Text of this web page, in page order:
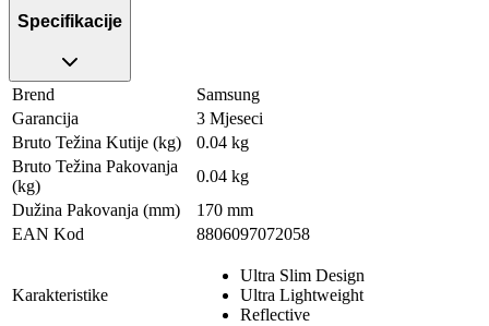
Specifikacije
Brend
Samsung
Garancija
3 Mjeseci
Bruto Težina Kutije (kg)
0.04 kg
Bruto Težina Pakovanja
(kg)
0.04 kg
Dužina Pakovanja (mm)
170 mm
EAN Kod
8806097072058
Karakteristike
Ultra Slim Design
Ultra Lightweight
Reflective